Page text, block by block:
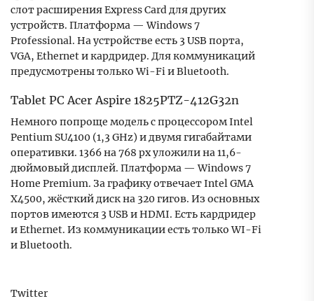
слот расширения Express Card для других
устройств. Платформа — Windows 7
Professional. На устройстве есть 3 USB порта,
VGA, Ethernet и кардридер. Для коммуникаций
предусмотрены только Wi-Fi и Bluetooth.
Tablet PC Acer Aspire 1825PTZ-412G32n
Немного попроще модель с процессором Intel
Pentium SU4100 (1,3 GHz) и двумя гигабайтами
оперативки. 1366 на 768 px уложили на 11,6-
дюймовый дисплей. Платформа — Windows 7
Home Premium. За графику отвечает Intel GMA
X4500, жёсткий диск на 320 гигов. Из основных
портов имеются 3 USB и HDMI. Есть кардридер
и Ethernet. Из коммуникации есть только WI-Fi
и Bluetooth.
Twitter